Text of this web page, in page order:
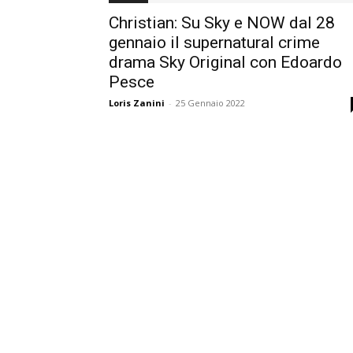
Christian: Su Sky e NOW dal 28
gennaio il supernatural crime
drama Sky Original con Edoardo
Pesce
Loris Zanini - 25 Gennaio 2022